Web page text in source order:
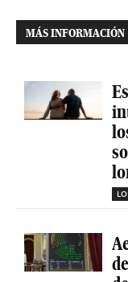
MÁS INFORMACIÓN